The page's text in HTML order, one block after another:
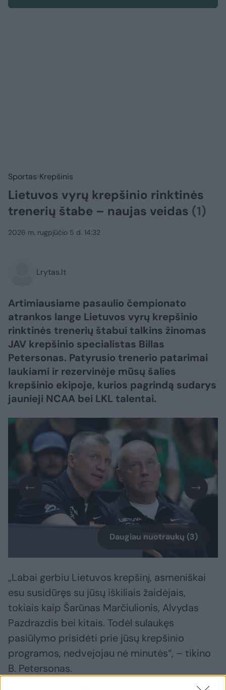
Sportas Krepšinis
Lietuvos vyrų krepšinio rinktinės
trenerių štabe – naujas veidas (1)
2026 m. rugpjūčio 5 d. 14:32
Lrytas.lt
Artimiausiame pasaulio čempionato
atrankos lange Lietuvos vyrų krepšinio
rinktinės trenerių štabui talkins žinomas
JAV krepšinio specialistas Billas
Petersonas. Patyrusio trenerio patarimai
laukiami ir rezervinėje mūsų šalies
krepšinio ekipoje, kurios pagrindą sudarys
jaunieji NCAA bei LKL talentai.
Daugiau nuotraukų (3)
„Labai gerbiu Lietuvos krepšinį, asmeniškai
esu susidūręs su jūsų iškiliais žaidėjais,
tokiais kaip Šarūnas Marčiulionis, Alvydas
Pazdrazdis bei kitais. Todėl sulaukęs
pasiūlymo prisidėti prie jūsų krepšinio
programos, nedvejojau nė minutės“, – tikino
B. Petersonas.